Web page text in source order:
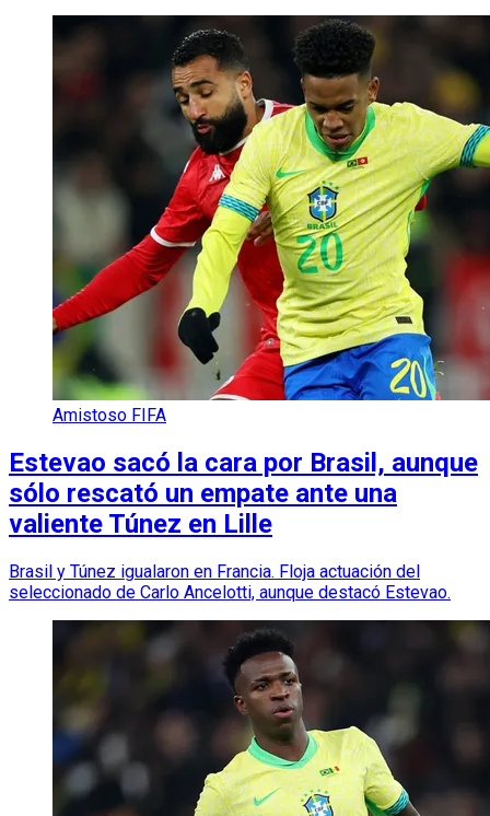
Amistoso FIFA
Estevao sacó la cara por Brasil, aunque
sólo rescató un empate ante una
valiente Túnez en Lille
Brasil y Túnez igualaron en Francia. Floja actuación del
seleccionado de Carlo Ancelotti, aunque destacó Estevao.